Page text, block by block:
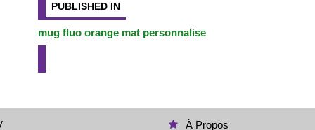
o
k
er k
de
l’article
PUBLISHED IN
mug fluo orange mat personnalise
À Propos